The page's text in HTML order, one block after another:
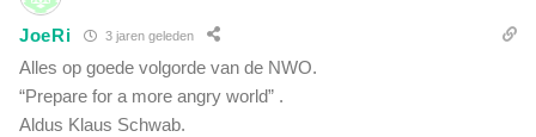
JoeRi 3 jaren geleden
Alles op goede volgorde van de NWO.
“Prepare for a more angry world” .
Aldus Klaus Schwab.